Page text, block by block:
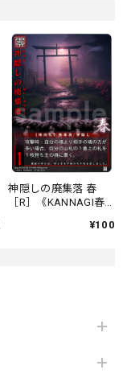
神隠しの廃集落 春
［R］《KANNAGI春
¥100